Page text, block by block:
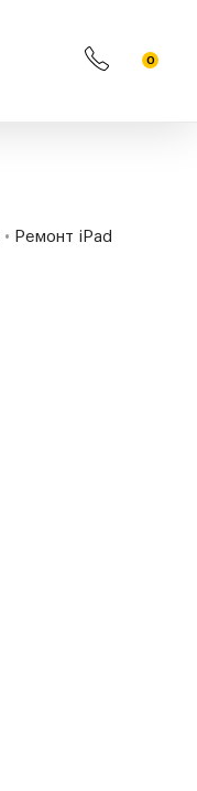
0
• Ремонт iPad